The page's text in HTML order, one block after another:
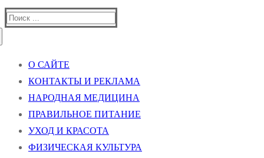
Найти:
О САЙТЕ
КОНТАКТЫ И РЕКЛАМА
НАРОДНАЯ МЕДИЦИНА
ПРАВИЛЬНОЕ ПИТАНИЕ
УХОД И КРАСОТА
ФИЗИЧЕСКАЯ КУЛЬТУРА